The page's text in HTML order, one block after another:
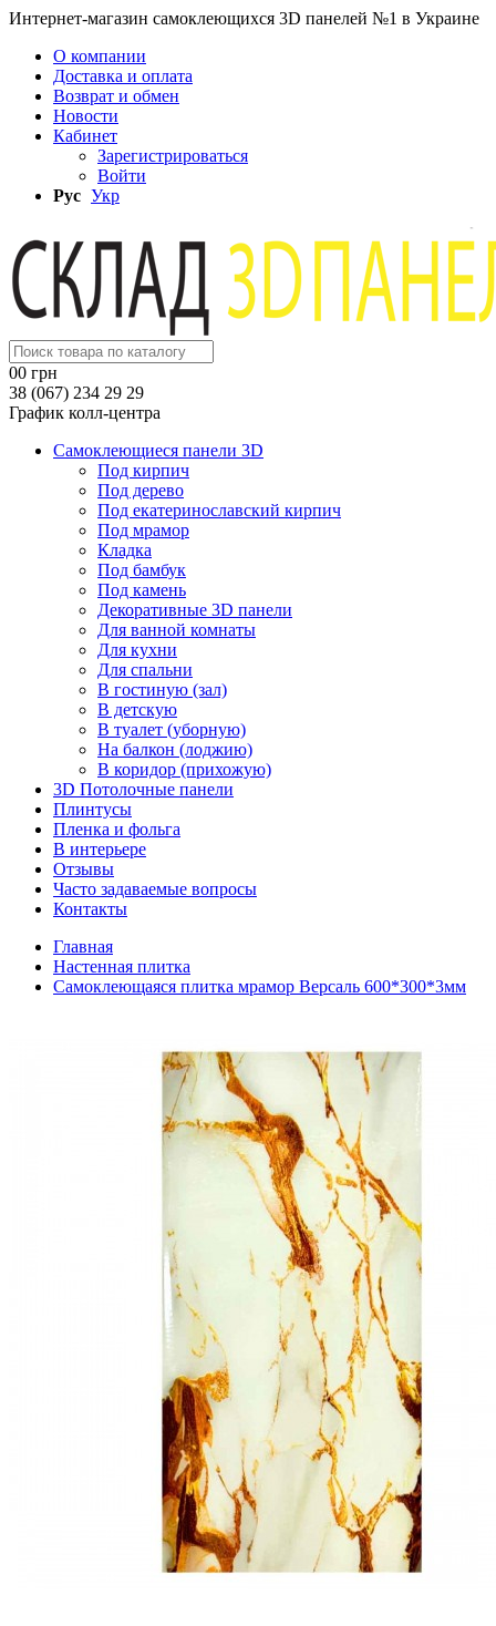
Интернет-магазин самоклеющихся 3D панелей №1 в Украине
О компании
Доставка и оплата
Возврат и обмен
Новости
Кабинет
Зарегистрироваться
Войти
Рус Укр
00 грн
38 (067) 234 29 29
График колл-центра
Самоклеющиеся панели 3D
Под кирпич
Под дерево
Под екатеринославский кирпич
Под мрамор
Кладка
Под бамбук
Под камень
Декоративные 3D панели
Для ванной комнаты
Для кухни
Для спальни
В гостиную (зал)
В детскую
В туалет (уборную)
На балкон (лоджию)
В коридор (прихожую)
3D Потолочные панели
Плинтусы
Пленка и фольга
В интерьере
Отзывы
Часто задаваемые вопросы
Контакты
Главная
Настенная плитка
Самоклеющаяся плитка мрамор Версаль 600*300*3мм